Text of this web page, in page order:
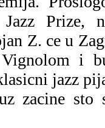
Jazz Prize,
Z. ce u
i
jazz
zacine sto